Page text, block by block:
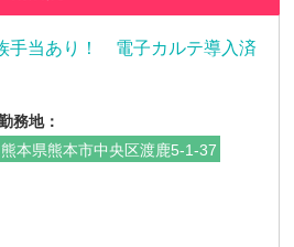
手当あり！ 電子カルテ導入済
務地：
熊本県熊本市中央区渡鹿5-1-37